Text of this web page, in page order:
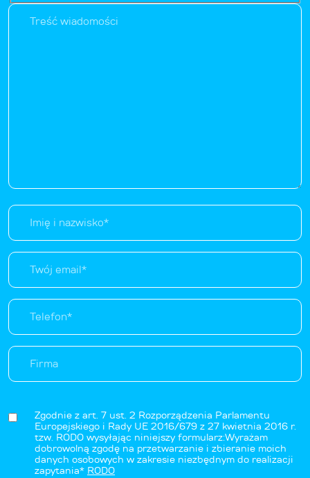
Zgodnie z art. 7 ust. 2 Rozporządzenia Parlamentu
Europejskiego i Rady UE 2016/679 z 27 kwietnia 2016 r.
tzw. RODO wysyłając niniejszy formularz:Wyrażam
dobrowolną zgodę na przetwarzanie i zbieranie moich
danych osobowych w zakresie niezbędnym do realizacji
zapytania* RODO